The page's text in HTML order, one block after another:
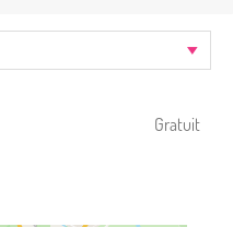
Gratuit